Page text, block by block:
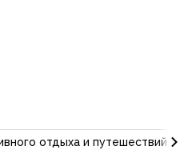
отдыха и путешествий